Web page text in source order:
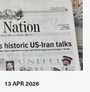
13 APR 2026